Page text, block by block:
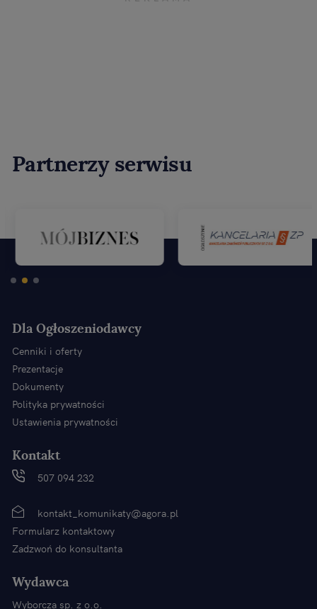
Partnerzy serwisu
Dla Ogłoszeniodawcy
Cenniki i oferty
Prezentacje
Dokumenty
Polityka prywatności
Ustawienia prywatności
Kontakt
507 094 232
kontakt_komunikaty@agora.pl
Formularz kontaktowy
Zadzwoń do konsultanta
Wydawca
Wyborcza sp. z o.o.